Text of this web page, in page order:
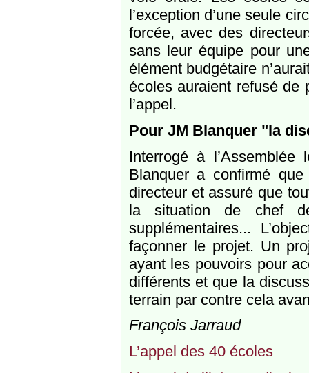
l’exception d’une seule
forcée, avec des
sans leur équipe pour
élément budgétaire
écoles auraient refusé de
l’appel.
Pour JM Blanquer "la
Interrogé à
Blanquer a confirmé
directeur et assuré que
la situation de chef
supplémentaires...
façonner le projet. Un
ayant les pouvoirs pour
différents et que la
terrain par contre cela
François Jarraud
L’appel des 40 écoles